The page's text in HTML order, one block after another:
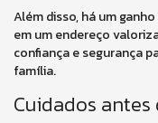
Além disso, há um
em um endereço
confiança e segurança
família.
Cuidados